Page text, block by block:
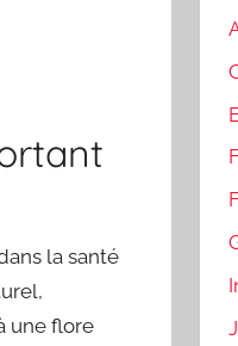
la santé
une flore